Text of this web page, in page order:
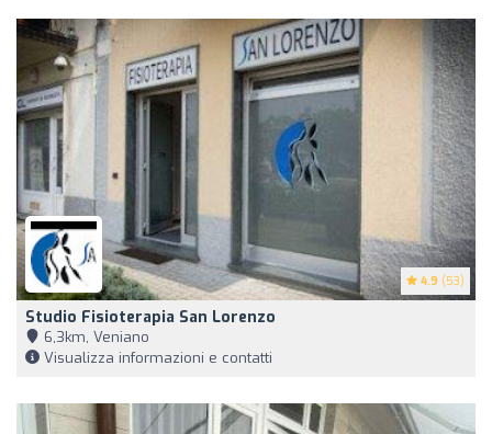
4.9 (53)
Studio Fisioterapia San Lorenzo
6,3km, Veniano
Visualizza informazioni e contatti